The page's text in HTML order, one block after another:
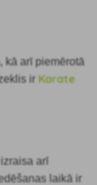
kā arī piemērotā
ir Karate
arī
laikā ir